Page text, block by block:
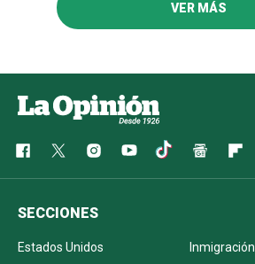
VER MÁS
SECCIONES
Estados Unidos
Inmigración